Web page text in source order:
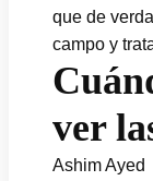
que de
campo y
ver
Ashim Ayed